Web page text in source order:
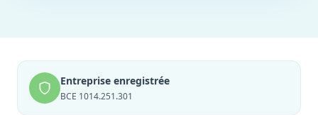
Entreprise enregistrée
BCE 1014.251.301